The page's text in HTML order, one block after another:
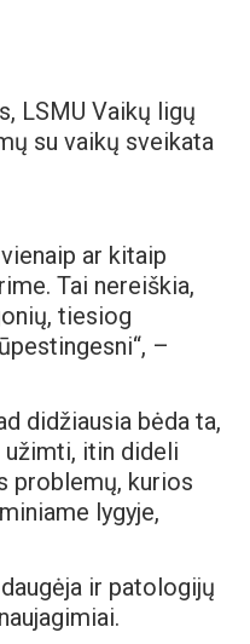
LSMU Vaikų ligų
su vaikų sveikata
ar kitaip
Tai nereiškia,
tiesiog
–
didžiausia bėda ta,
itin dideli
problemų, kurios
lygyje,
ir patologijų